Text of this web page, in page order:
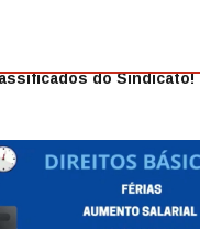
do Sindicato!